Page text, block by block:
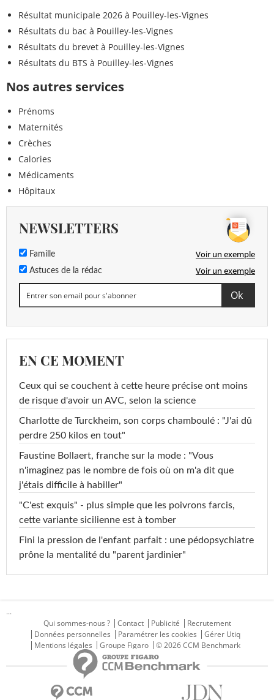
Résultat municipale 2026 à Pouilley-les-Vignes
Résultats du bac à Pouilley-les-Vignes
Résultats du brevet à Pouilley-les-Vignes
Résultats du BTS à Pouilley-les-Vignes
Nos autres services
Prénoms
Maternités
Crèches
Calories
Médicaments
Hôpitaux
NEWSLETTERS
Famille Voir un exemple
Astuces de la rédac Voir un exemple
EN CE MOMENT
Ceux qui se couchent à cette heure précise ont moins
de risque d'avoir un AVC, selon la science
Charlotte de Turckheim, son corps chamboulé : "J'ai dû
perdre 250 kilos en tout"
Faustine Bollaert, franche sur la mode : "Vous
n'imaginez pas le nombre de fois où on m'a dit que
j'étais difficile à habiller"
"C'est exquis" - plus simple que les poivrons farcis,
cette variante sicilienne est à tomber
Fini la pression de l'enfant parfait : une pédopsychiatre
prône la mentalité du "parent jardinier"
...
Qui sommes-nous ?
Contact Publicité
Recrutement
Données personnelles
Paramétrer les cookies
Gérer Utiq
Mentions légales
Groupe Figaro © 2026 CCM Benchmark